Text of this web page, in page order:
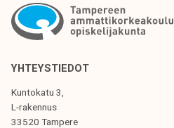
s
k
j
a
t
a
a
v
i
YHTEYSTIEDOT
Kuntokatu 3,
L-rakennus
33520 Tampere